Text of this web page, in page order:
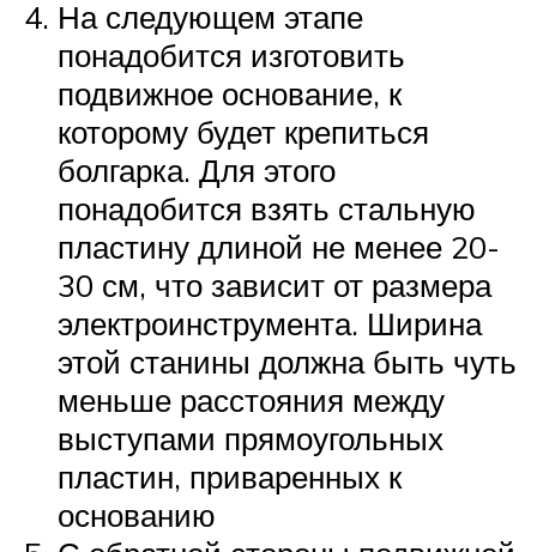
На следующем этапе
понадобится изготовить
подвижное основание, к
которому будет крепиться
болгарка. Для этого
понадобится взять стальную
пластину длиной не менее 20-
30 см, что зависит от размера
электроинструмента. Ширина
этой станины должна быть чуть
меньше расстояния между
выступами прямоугольных
пластин, приваренных к
основанию